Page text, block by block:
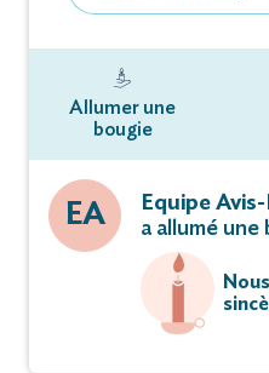
Allumer une
bougie
EA
Equipe
a allumé une